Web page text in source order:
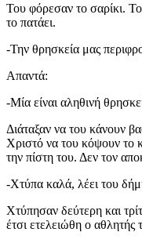
Του φόρεσαν το σαρίκι.
το πατάει.
-Την θρησκεία μας
Απαντά:
-Μία είναι αληθινή
Διάταξαν να του κάνουν
Χριστό να του κόψουν το
την πίστη του. Δεν τον
-Χτύπα καλά, λέει του
Χτύπησαν δεύτερη και
έτσι ετελειώθη ο αθλητής